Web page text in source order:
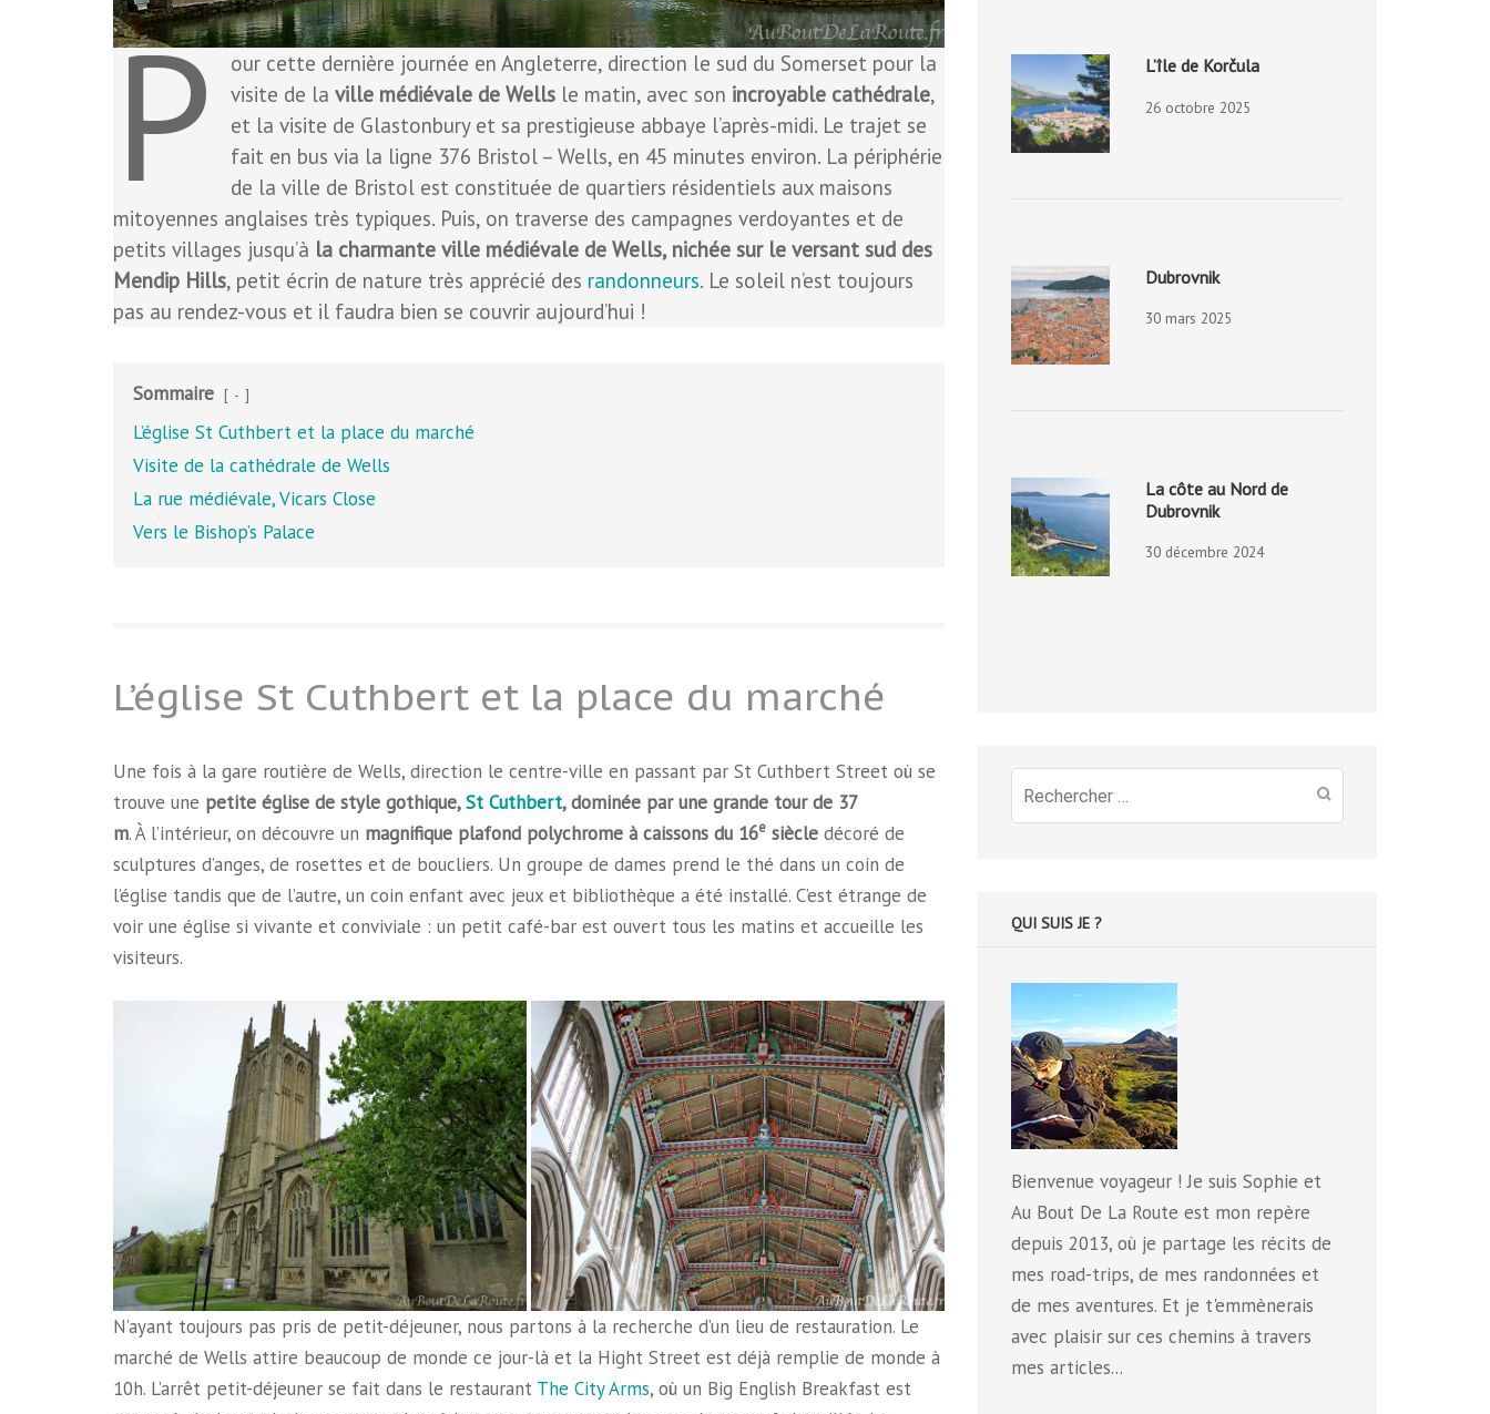
P
our cette dernière journée en Angleterre, direction le sud du Somerset pour la
visite de la ville médiévale de Wellsle matin, avec son incroyable cathédrale,
et la visite de Glastonbury et sa prestigieuse abbaye l’après-midi. Le trajet se
fait en bus via la ligne 376 Bristol – Wells, en 45 minutes environ. La périphérie
de la ville de Bristol est constituée de quartiers résidentiels aux maisons
mitoyennes anglaises très typiques. Puis, on traverse des campagnes verdoyantes et de
petits villages jusqu’à la charmante ville médiévale de Wells, nichée sur le versant sud des
Mendip Hills, petit écrin de nature très apprécié des randonneurs. Le soleil n’est toujours
pas au rendez-vous et il faudra bien se couvrir aujourd’hui !
Sommaire -
L’église St Cuthbert et la place du marché
Visite de la cathédrale de Wells
La rue médiévale, Vicars Close
Vers le Bishop’s Palace
L’église St Cuthbert et la place du marché
Une fois à la gare routière de Wells, direction le centre-ville en passant par St Cuthbert Street où se
trouve une petite église de style gothique,St Cuthbert, dominée par une grande tour de 37
m. À l’intérieur, on découvre un magnifique plafond polychrome à caissons du 16e siècle décoré de
sculptures d’anges, de rosettes et de boucliers. Un groupe de dames prend le thé dans un coin de
l’église tandis que de l’autre, un coin enfant avec jeux et bibliothèque a été installé. C’est étrange de
voir une église si vivante et conviviale : un petit café-bar est ouvert tous les matins et accueille les
visiteurs.
N’ayant toujours pas pris de petit-déjeuner, nous partons à la recherche d’un lieu de restauration. Le
marché de Wells attire beaucoup de monde ce jour-là et la Hight Street est déjà remplie de monde à
10h. L’arrêt petit-déjeuner se fait dans le restaurant The City Arms, où un Big English Breakfast est
L’île de Korčula
26 octobre 2025
Dubrovnik
30 mars 2025
La côte au Nord de
Dubrovnik
30 décembre 2024
Recherche
pour
QUI SUIS JE ?
Bienvenue voyageur ! Je suis Sophie et
Au Bout De La Route est mon repère
depuis 2013, où je partage les récits de
mes road-trips, de mes randonnées et
de mes aventures. Et je t'emmènerais
avec plaisir sur ces chemins à travers
mes articles...